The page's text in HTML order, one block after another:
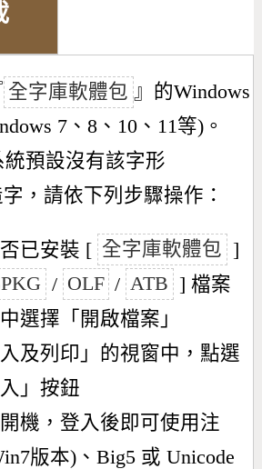
全字庫軟體包 』的Windows
7、8、10、11等)。
統預設沒有該字形
，請依下列步驟操作：
已安裝 [ 全字庫軟體包 ]
/ OLF / ATB ] 檔案
選擇「開啟檔案」
及列印」的視窗中，點選
」按鈕
機，登入後即可使用注
版本)、Big5 或 Unicode